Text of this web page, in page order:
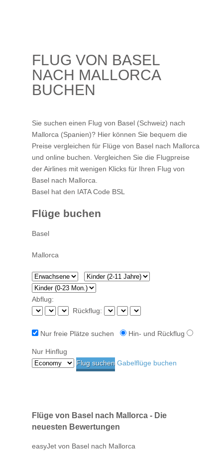
FLUG VON BASEL
NACH MALLORCA
BUCHEN
Sie suchen einen Flug von Basel (Schweiz) nach
Mallorca (Spanien)? Hier können Sie bequem die
Preise vergleichen für Flüge von Basel nach Mallorca
und online buchen. Vergleichen Sie die Flugpreise
der Airlines mit wenigen Klicks für Ihren Flug von
Basel nach Mallorca.
Basel hat den IATA Code BSL
Flüge buchen
Abflug:
Rückflug:
Nur freie Plätze suchen Hin- und Rückflug
Nur Hinflug
Gabelflüge buchen
Flüge von Basel nach Mallorca - Die
neuesten Bewertungen
easyJet von Basel nach Mallorca